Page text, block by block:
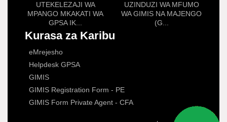
UTEKELEZAJI WA
MPANGO MKAKATI WA
GPSA IK...
UZINDUZI WA MFUMO
WA GIMIS NA MAJENGO
(G...
Kurasa za Karibu
eMrejesho
Helpdesk GPSA
GIMIS
GIMIS Registration Form - PE
GIMIS Form Private Agent - CFA